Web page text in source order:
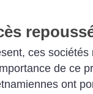
ces
de ce
ont